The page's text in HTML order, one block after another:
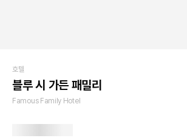
호텔
블루 시 가든 패밀리
Famous Family Hotel